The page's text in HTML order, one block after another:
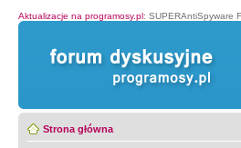
Aktualizacje na programosy.pl: SUPERAntiSpyware
Strona główna